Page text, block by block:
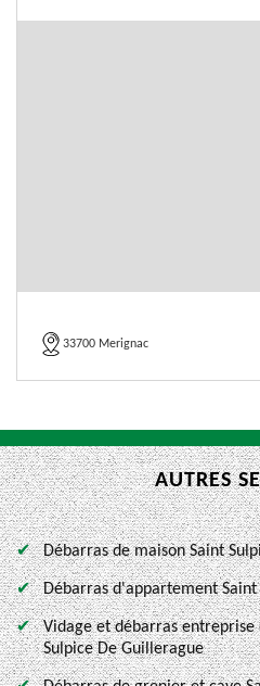
33700 Merignac
AUTRES
Débarras de maison Saint
Débarras d'appartement
Vidage et débarras
Sulpice De Guillerague